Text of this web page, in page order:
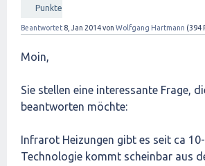
Punkte
Beantwortet 8, Jan 2014von Wolfgang Hartmann (394
Moin,
Sie stellen eine interessante Frage,
beantworten möchte:
Infrarot Heizungen gibt es seit ca
Technologie kommt scheinbar aus